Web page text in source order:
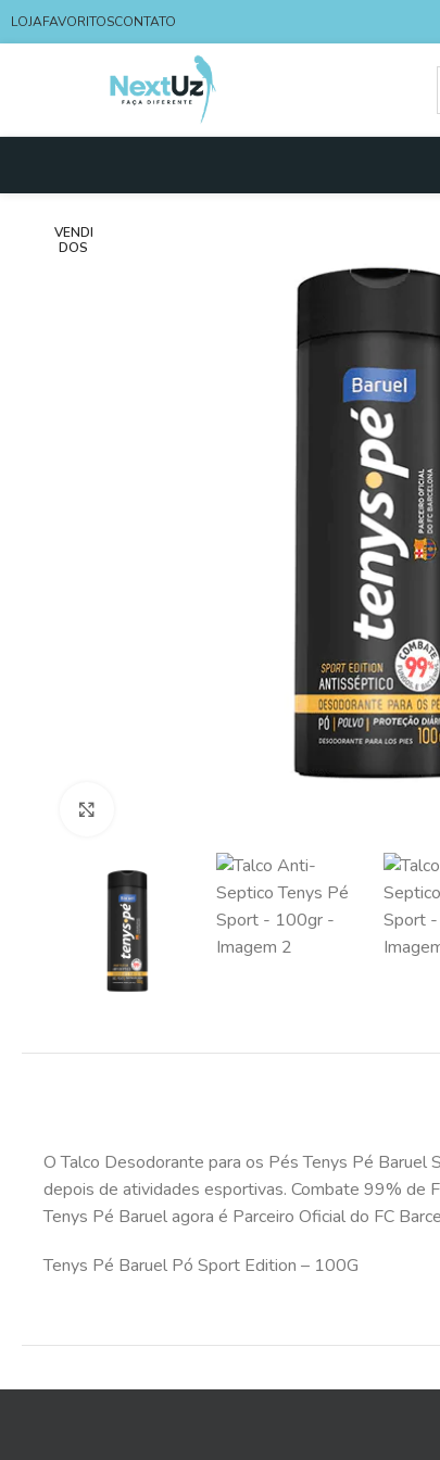
LOJAFAVORITOSCONTATO
VENDI
DOS
O Talco Desodorante para os Pés Tenys Pé Baruel
depois de atividades esportivas. Combate 99% de
Tenys Pé Baruel agora é Parceiro Oficial do FC
Tenys Pé Baruel Pó Sport Edition – 100G